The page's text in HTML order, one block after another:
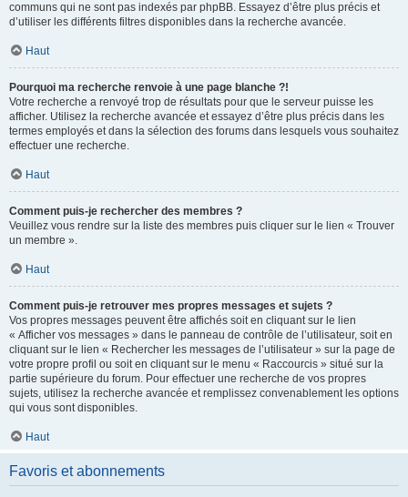
communs qui ne sont pas indexés par phpBB. Essayez d’être plus précis et
d’utiliser les différents filtres disponibles dans la recherche avancée.
Haut
Pourquoi ma recherche renvoie à une page blanche ?!
Votre recherche a renvoyé trop de résultats pour que le serveur puisse les
afficher. Utilisez la recherche avancée et essayez d’être plus précis dans les
termes employés et dans la sélection des forums dans lesquels vous souhaitez
effectuer une recherche.
Haut
Comment puis-je rechercher des membres ?
Veuillez vous rendre sur la liste des membres puis cliquer sur le lien « Trouver
un membre ».
Haut
Comment puis-je retrouver mes propres messages et sujets ?
Vos propres messages peuvent être affichés soit en cliquant sur le lien
« Afficher vos messages » dans le panneau de contrôle de l’utilisateur, soit en
cliquant sur le lien « Rechercher les messages de l’utilisateur » sur la page de
votre propre profil ou soit en cliquant sur le menu « Raccourcis » situé sur la
partie supérieure du forum. Pour effectuer une recherche de vos propres
sujets, utilisez la recherche avancée et remplissez convenablement les options
qui vous sont disponibles.
Haut
Favoris et abonnements